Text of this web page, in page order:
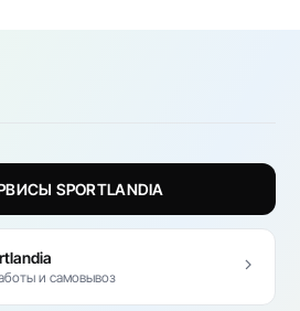
SPORTLANDIA
и самовывоз